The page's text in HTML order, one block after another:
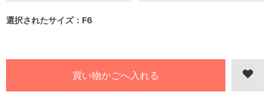
選択されたサイズ：F6